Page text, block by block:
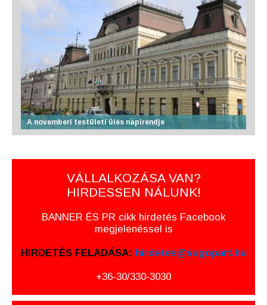
A novemberi testületi ülés napirendje
VÁLLALKOZÁSA VAN?
HIRDESSEN NÁLUNK!
BANNER ÉS PR cikk hirdetés Facebook
megjelenéssel is
HIRDETÉS FELADÁSA: hirdetes@sugopart.hu
+36-30/330-3030